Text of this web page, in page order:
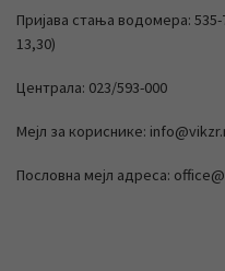
Пријава стања водомера:
13,30)
Централа: 023/593-000
Мејл за кориснике:
Пословна мејл адреса: